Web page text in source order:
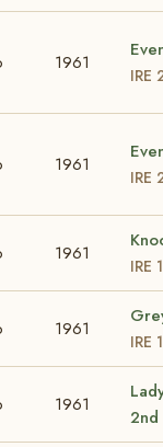
1961
IRE
1961
IRE
1961
IRE
1961
IRE
1961
2nd